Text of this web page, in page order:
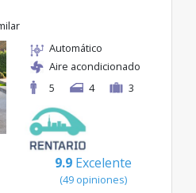
Automático
Aire acondicionado
5
4 3
9.9 Excelente
(49 opiniones)